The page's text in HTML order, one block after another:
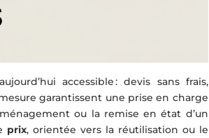
accessible : devis sans frais,
garantissent une prise en charge
ou la remise en état d’un
prix, orientée vers la réutilisation ou le